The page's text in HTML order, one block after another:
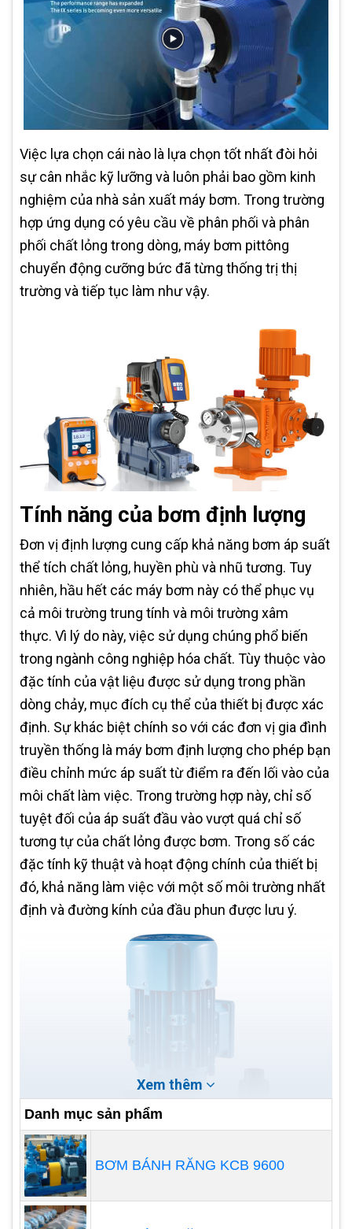
Việc lựa chọn cái nào là lựa chọn tốt nhất đòi hỏi
sự cân nhắc kỹ lưỡng và luôn phải bao gồm kinh
nghiệm của nhà sản xuất máy bơm. Trong trường
hợp ứng dụng có yêu cầu về phân phối và phân
phối chất lỏng trong dòng, máy bơm pittông
chuyển động cưỡng bức đã từng thống trị thị
trường và tiếp tục làm như vậy.
Tính năng của bơm định lượng
Đơn vị định lượng cung cấp khả năng bơm áp suất
thể tích chất lỏng, huyền phù và nhũ tương. Tuy
nhiên, hầu hết các máy bơm này có thể phục vụ
cả môi trường trung tính và môi trường xâm
thực. Vì lý do này, việc sử dụng chúng phổ biến
trong ngành công nghiệp hóa chất. Tùy thuộc vào
đặc tính của vật liệu được sử dụng trong phần
dòng chảy, mục đích cụ thể của thiết bị được xác
định. Sự khác biệt chính so với các đơn vị gia đình
truyền thống là máy bơm định lượng cho phép bạn
điều chỉnh mức áp suất từ ​​điểm ra đến lối vào của
môi chất làm việc. Trong trường hợp này, chỉ số
tuyệt đối của áp suất đầu vào vượt quá chỉ số
tương tự của chất lỏng được bơm. Trong số các
đặc tính kỹ thuật và hoạt động chính của thiết bị
đó, khả năng làm việc với một số môi trường nhất
định và đường kính của đầu phun được lưu ý.
Xem thêm
Danh mục sản phẩm
BƠM BÁNH RĂNG KCB 9600